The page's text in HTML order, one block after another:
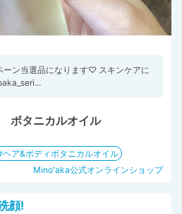
ーン当選品になります♡ スキンケアに
ボタニカルオイル
ヘア&ボディボタニカルオイル
Minoʻaka公式オンラインショップ
顔!